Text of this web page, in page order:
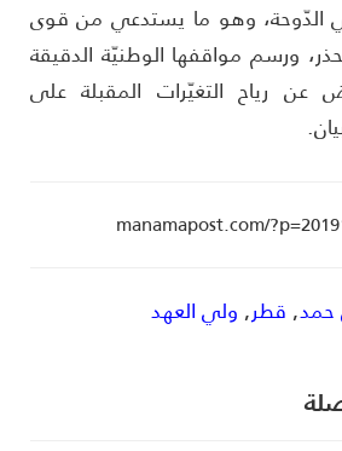
وهو ما يستدعي من قوى
ورسم مواقفها الوطنيّة الدقيقة
التغيّرات المقبلة على
,قطر ,ولي العهد